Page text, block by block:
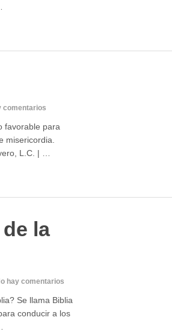
comentarios
favorable para
misericordia.
L.C. | …
la
hay comentarios
Se llama Biblia
conducir a los